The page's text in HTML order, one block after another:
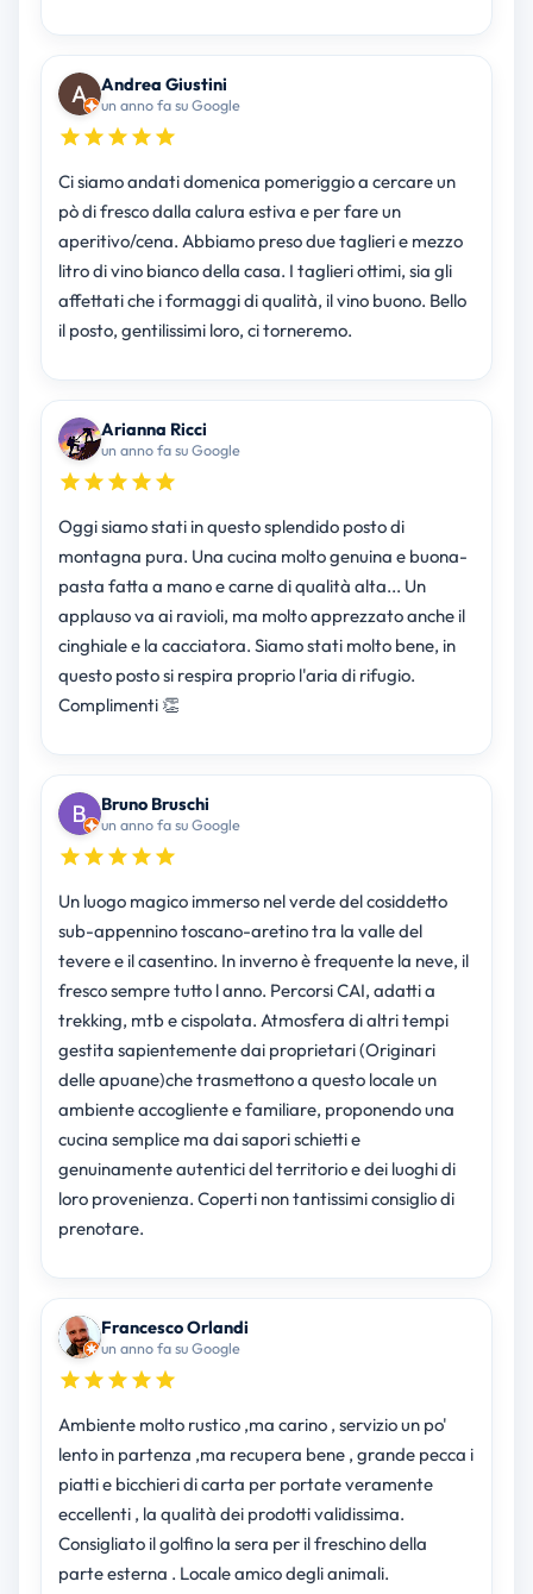
Andrea Giustini
un anno fa su Google
Ci siamo andati domenica pomeriggio a cercare un
pò di fresco dalla calura estiva e per fare un
aperitivo/cena. Abbiamo preso due taglieri e mezzo
litro di vino bianco della casa. I taglieri ottimi, sia gli
affettati che i formaggi di qualità, il vino buono. Bello
il posto, gentilissimi loro, ci torneremo.
Arianna Ricci
un anno fa su Google
Oggi siamo stati in questo splendido posto di
montagna pura. Una cucina molto genuina e buona-
pasta fatta a mano e carne di qualità alta... Un
applauso va ai ravioli, ma molto apprezzato anche il
cinghiale e la cacciatora. Siamo stati molto bene, in
questo posto si respira proprio l'aria di rifugio.
Complimenti 👏
Bruno Bruschi
un anno fa su Google
Un luogo magico immerso nel verde del cosiddetto
sub-appennino toscano-aretino tra la valle del
tevere e il casentino. In inverno è frequente la neve, il
fresco sempre tutto l anno. Percorsi CAI, adatti a
trekking, mtb e cispolata. Atmosfera di altri tempi
gestita sapientemente dai proprietari (Originari
delle apuane)che trasmettono a questo locale un
ambiente accogliente e familiare, proponendo una
cucina semplice ma dai sapori schietti e
genuinamente autentici del territorio e dei luoghi di
loro provenienza. Coperti non tantissimi consiglio di
prenotare.
Francesco Orlandi
un anno fa su Google
Ambiente molto rustico ,ma carino , servizio un po'
lento in partenza ,ma recupera bene , grande pecca i
piatti e bicchieri di carta per portate veramente
eccellenti , la qualità dei prodotti validissima.
Consigliato il golfino la sera per il freschino della
parte esterna . Locale amico degli animali.